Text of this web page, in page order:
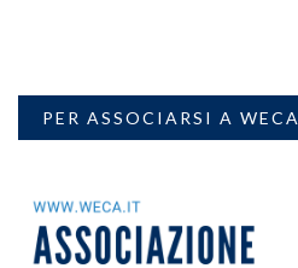
PER ASSOCIARSI A WECA